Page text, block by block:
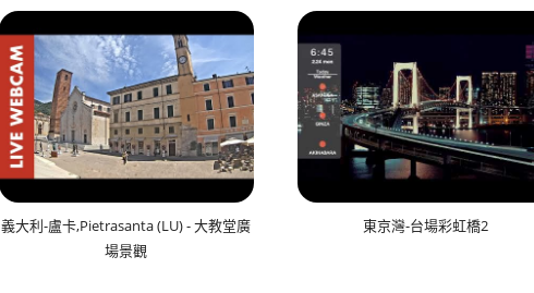
義大利-盧卡,Pietrasanta (LU) - 大教堂廣
場景觀
東京灣-台場彩虹橋2